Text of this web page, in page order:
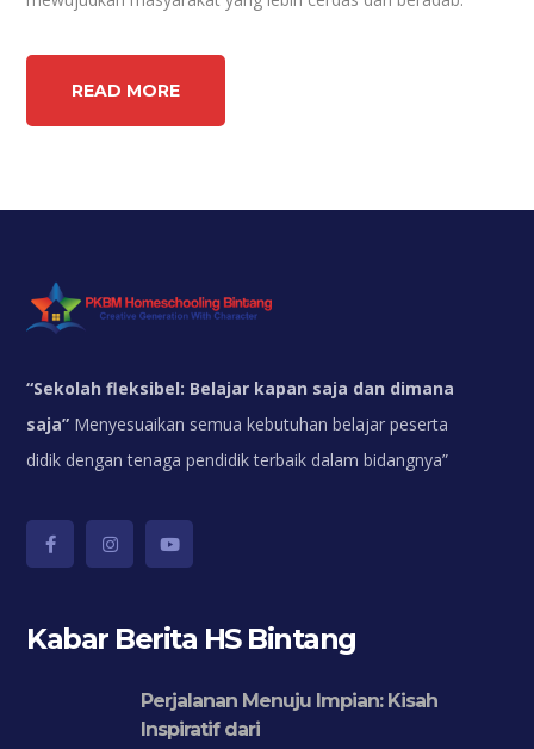
READ MORE
“Sekolah fleksibel: Belajar kapan saja dan dimana
saja” Menyesuaikan semua kebutuhan belajar peserta
didik dengan tenaga pendidik terbaik dalam bidangnya”
Kabar Berita HS Bintang
Perjalanan Menuju Impian: Kisah
Inspiratif dari